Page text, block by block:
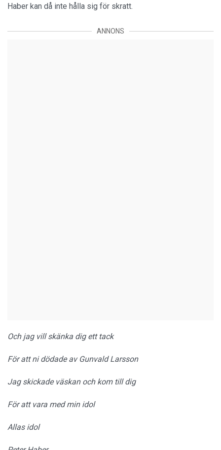
Haber kan då inte hålla sig för skratt.
ANNONS
Och jag vill skänka dig ett tack
För att ni dödade av Gunvald Larsson
Jag skickade väskan och kom till dig
För att vara med min idol
Allas idol